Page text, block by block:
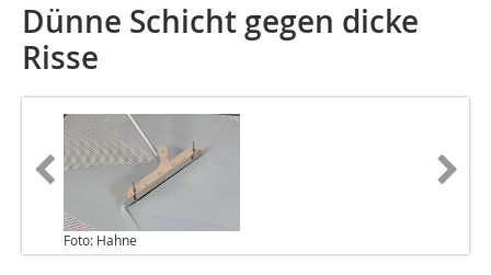
Dünne Schicht gegen dicke
Risse
Foto: Hahne